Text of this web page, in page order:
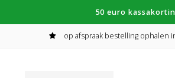
50 euro
op afspraak bestelling ophalen